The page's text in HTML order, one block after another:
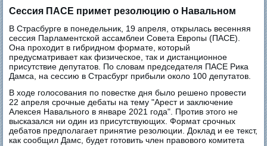
Сессия ПАСЕ примет резолюцию о Навальном
В Страсбурге в понедельник, 19 апреля, открылась весенняя
сессия Парламентской ассамблеи Совета Европы (ПАСЕ).
Она проходит в гибридном формате, который
предусматривает как физическое, так и дистанционное
присутствие депутатов. По словам председателя ПАСЕ Рика
Дамса, на сессию в Страсбург прибыли около 100 депутатов.
В ходе голосования по повестке дня было решено провести
22 апреля срочные дебаты на тему "Арест и заключение
Алексея Навального в январе 2021 года". Против этого не
высказался ни один из присутствующих. Формат срочных
дебатов предполагает принятие резолюции. Доклад и ее текст,
как сообщил Дамс, будет готовить член правового комитета